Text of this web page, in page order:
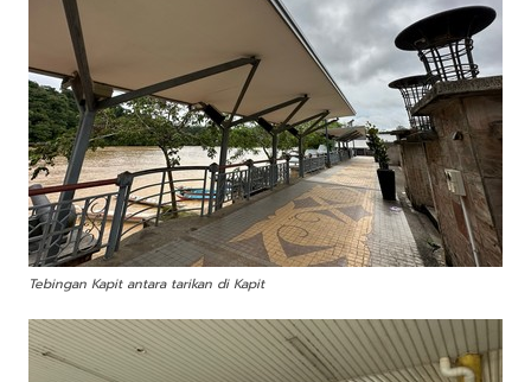
Tebingan Kapit antara tarikan di Kapit